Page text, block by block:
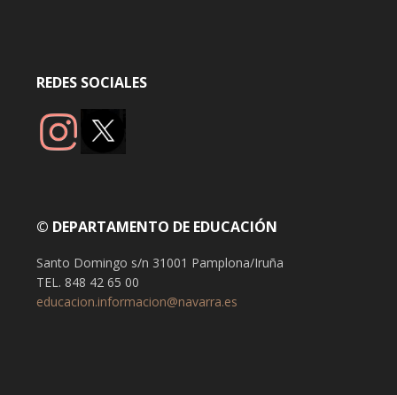
REDES SOCIALES
© DEPARTAMENTO DE EDUCACIÓN
Santo Domingo s/n 31001 Pamplona/Iruña
TEL. 848 42 65 00
educacion.informacion@navarra.es